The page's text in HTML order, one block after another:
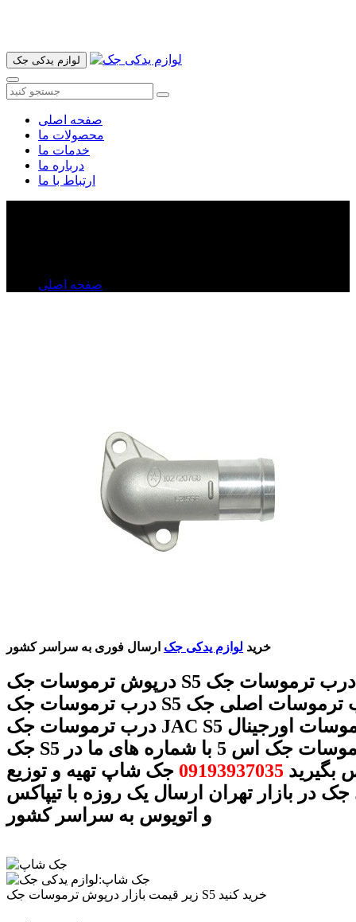
لوازم یدکی جک
صفحه اصلی
محصولات ما
خدمات ما
درباره ما
ارتباط با ما
صفحه اصلی
خرید لوازم یدکی جک ارسال فوری به سراسر کشور
درپوش ترموسات جک S5 قیمت درب ترموسات جک S5
درب ترموسات جک S5 درب ترموسات اصلی جک S5
درب ترموسات جک JAC S5 درب ترموسات اورجینال
جک S5 درب ترموسات جک اس 5 با شماره های ما در
بگیرید 09193937035 جک شاپ تهیه و توزیع
جک در بازار تهران ارسال یک روزه با تیپاکس
و اتویوس به سراسر کشور
زیر قیمت بازار درپوش ترموسات جک S5 خرید کنید